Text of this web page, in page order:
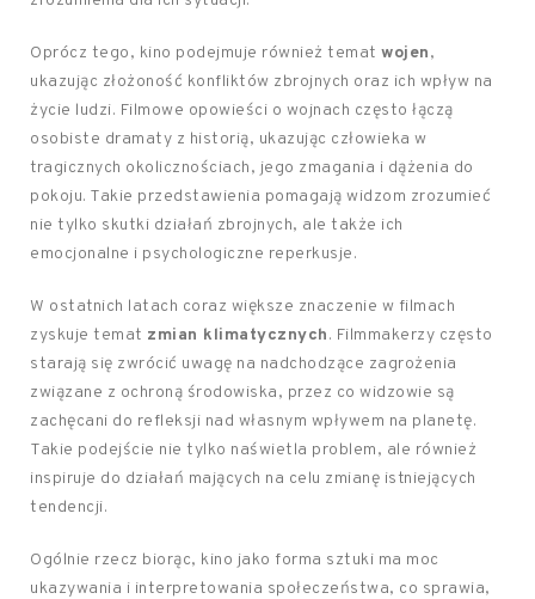
Oprócz tego, kino podejmuje również temat wojen,
ukazując złożoność konfliktów zbrojnych oraz ich wpływ na
życie ludzi. Filmowe opowieści o wojnach często łączą
osobiste dramaty z historią, ukazując człowieka w
tragicznych okolicznościach, jego zmagania i dążenia do
pokoju. Takie przedstawienia pomagają widzom zrozumieć
nie tylko skutki działań zbrojnych, ale także ich
emocjonalne i psychologiczne reperkusje.
W ostatnich latach coraz większe znaczenie w filmach
zyskuje temat zmian klimatycznych. Filmmakerzy często
starają się zwrócić uwagę na nadchodzące zagrożenia
związane z ochroną środowiska, przez co widzowie są
zachęcani do refleksji nad własnym wpływem na planetę.
Takie podejście nie tylko naświetla problem, ale również
inspiruje do działań mających na celu zmianę istniejących
tendencji.
Ogólnie rzecz biorąc, kino jako forma sztuki ma moc
ukazywania i interpretowania społeczeństwa, co sprawia,